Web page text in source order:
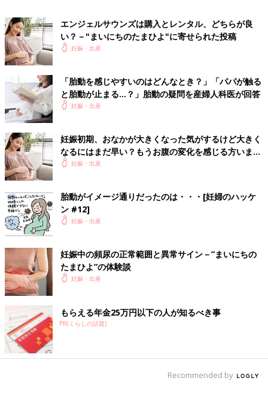
ない感覚のために、胎動かどうかがわからなかったという人も。
先輩ママたちが体験した「最初に感じた胎動の感覚」を知ってお
くと、早くに胎動と気づけるかもしれません。
先輩ママたちによると、はじめての胎動は「腸が動いている感
おなかのなかがかすかに動くような感覚がするようです。座って
何かをしていたり、動いたりしているとわからないけれど、寝転
がったときに気がついたという人もいます。「胎動かな？」と感
じたら少し寝転がってみるのもよいかもしれませんね。最初はか
すかな刺激だった胎動も、後期になると眠れないほど激しくなる
人もいます。胎動の感じ方には個人差はありますが、妊娠が進む
につれて強く感じるようになっていくようです。
【最初はわかりづらい】
最初はわかりづらいです。5カ月に入ってすぐに「ぽこ」と1回感
じて、気のせいかと思いましたが、横になると同じように「ぽ
こ、ぽこ…」って感じがしたので、「胎動かな？」と思うように
なりました。
【ピクッ→グルン！ポコポコに】
初胎動は18週で、横になってるときと座って静かにしているとき
にしかわかりませんでした。動きはピクッとする程度で、集中し
ていないとわからない…。20週になるころには、グルンと回る感
じやポコポコと動くのを感じられるようになりました。でも、ほ
かに気をとられてると結構わからない…。
【声が出るほど胎動が激しい】
ずっと胎動が激しく、痛みで思わず声が出てしまうほどでした。
エンジェルサウンズは購入とレンタル、どちらが良
い？－"まいにちのたまひよ"に寄せられた投稿
妊娠・出産
「胎動を感じやすいのはどんなとき？」「パパが触る
と胎動が止まる…？」胎動の疑問を産婦人科医が回答
妊娠・出産
妊娠初期、おなかが大きくなった気がするけど大きく
なるにはまだ早い？もうお腹の変化を感じる方います
か？－”まいにちのたまひよ”の体験談
妊娠・出産
胎動がイメージ通りだったのは・・・[妊婦のハッケ
ン #12]
妊娠・出産
妊娠中の頻尿の正常範囲と異常サイン－”まいにちの
たまひよ”の体験談
妊娠・出産
もらえる年金25万円以下の人が知るべき事
PR(くらしの話題)
Recommended by